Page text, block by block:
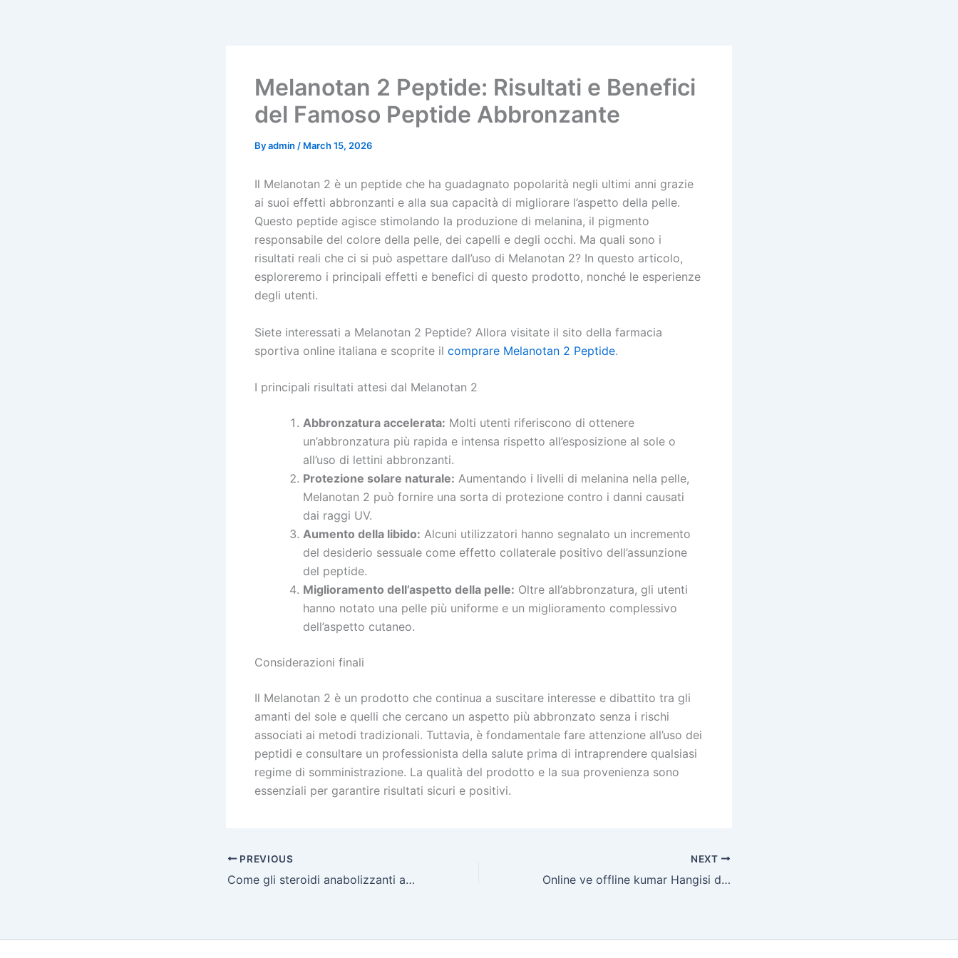
Melanotan 2 Peptide: Risultati e Benefici
del Famoso Peptide Abbronzante
Byadmin / March 15, 2026
Il Melanotan 2 è un peptide che ha guadagnato popolarità negli ultimi anni grazie
ai suoi effetti abbronzanti e alla sua capacità di migliorare l’aspetto della pelle.
Questo peptide agisce stimolando la produzione di melanina, il pigmento
responsabile del colore della pelle, dei capelli e degli occhi. Ma quali sono i
risultati reali che ci si può aspettare dall’uso di Melanotan 2? In questo articolo,
esploreremo i principali effetti e benefici di questo prodotto, nonché le esperienze
degli utenti.
Siete interessati a Melanotan 2 Peptide? Allora visitate il sito della farmacia
sportiva online italiana e scoprite il comprare Melanotan 2 Peptide.
I principali risultati attesi dal Melanotan 2
Abbronzatura accelerata: Molti utenti riferiscono di ottenere
un’abbronzatura più rapida e intensa rispetto all’esposizione al sole o
all’uso di lettini abbronzanti.
Protezione solare naturale: Aumentando i livelli di melanina nella pelle,
Melanotan 2 può fornire una sorta di protezione contro i danni causati
dai raggi UV.
Aumento della libido: Alcuni utilizzatori hanno segnalato un incremento
del desiderio sessuale come effetto collaterale positivo dell’assunzione
del peptide.
Miglioramento dell’aspetto della pelle: Oltre all’abbronzatura, gli utenti
hanno notato una pelle più uniforme e un miglioramento complessivo
dell’aspetto cutaneo.
Considerazioni finali
Il Melanotan 2 è un prodotto che continua a suscitare interesse e dibattito tra gli
amanti del sole e quelli che cercano un aspetto più abbronzato senza i rischi
associati ai metodi tradizionali. Tuttavia, è fondamentale fare attenzione all’uso dei
peptidi e consultare un professionista della salute prima di intraprendere qualsiasi
regime di somministrazione. La qualità del prodotto e la sua provenienza sono
essenziali per garantire risultati sicuri e positivi.
PREVIOUS
Come gli steroidi anabolizzanti aumentano l’energia durante l’allenamento
NEXT
Online ve offline kumar Hangisi daha kazançlı Pinco casino